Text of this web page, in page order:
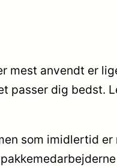
mest anvendt er
passer dig bedst.
som imidlertid